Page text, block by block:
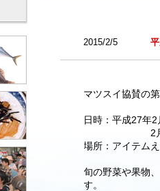
2015/2/5
マツスイ協賛の
日時：平成27年
2月15日（
場所：アイテム
旬の野菜や果物
す。